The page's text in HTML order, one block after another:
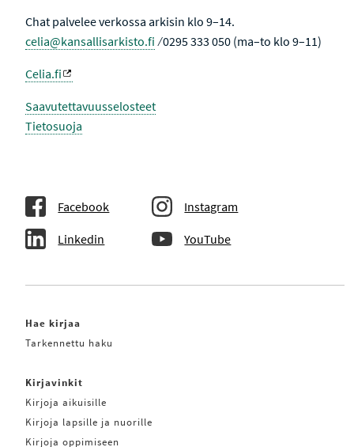
Chat palvelee verkossa arkisin klo 9–14.
celia@kansallisarkisto.fi ⁄ 0295 333 050 (ma–to klo 9–11)
Celia.fi
Saavutettavuusselosteet
Tietosuoja
Facebook Instagram
Linkedin YouTube
Hae kirjaa
Tarkennettu haku
Kirjavinkit
Kirjoja aikuisille
Kirjoja lapsille ja nuorille
Kirjoja oppimiseen